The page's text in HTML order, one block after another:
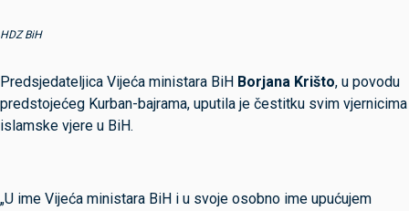
HDZ BiH
Predsjedateljica Vijeća ministara BiH Borjana Krišto, u povodu
predstojećeg Kurban-bajrama, uputila je čestitku svim vjernicima
islamske vjere u BiH.
„U ime Vijeća ministara BiH i u svoje osobno ime upućujem